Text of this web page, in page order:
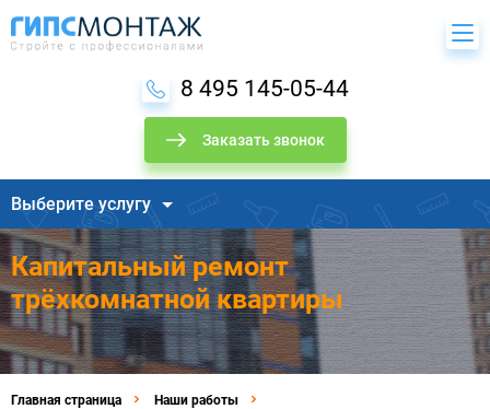
8 495 145-05-44
Заказать звонок
Выберите услугу
Капитальный ремонт
трёхкомнатной квартиры
Главная страница
Наши работы